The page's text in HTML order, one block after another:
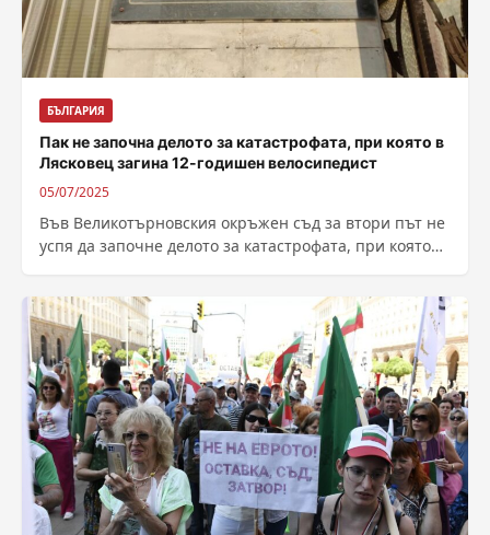
БЪЛГАРИЯ
Пак не започна делото за катастрофата, при която в
Лясковец загина 12-годишен велосипедист
05/07/2025
Във Великотърновския окръжен съд за втори път не
успя да започне делото за катастрофата, при която